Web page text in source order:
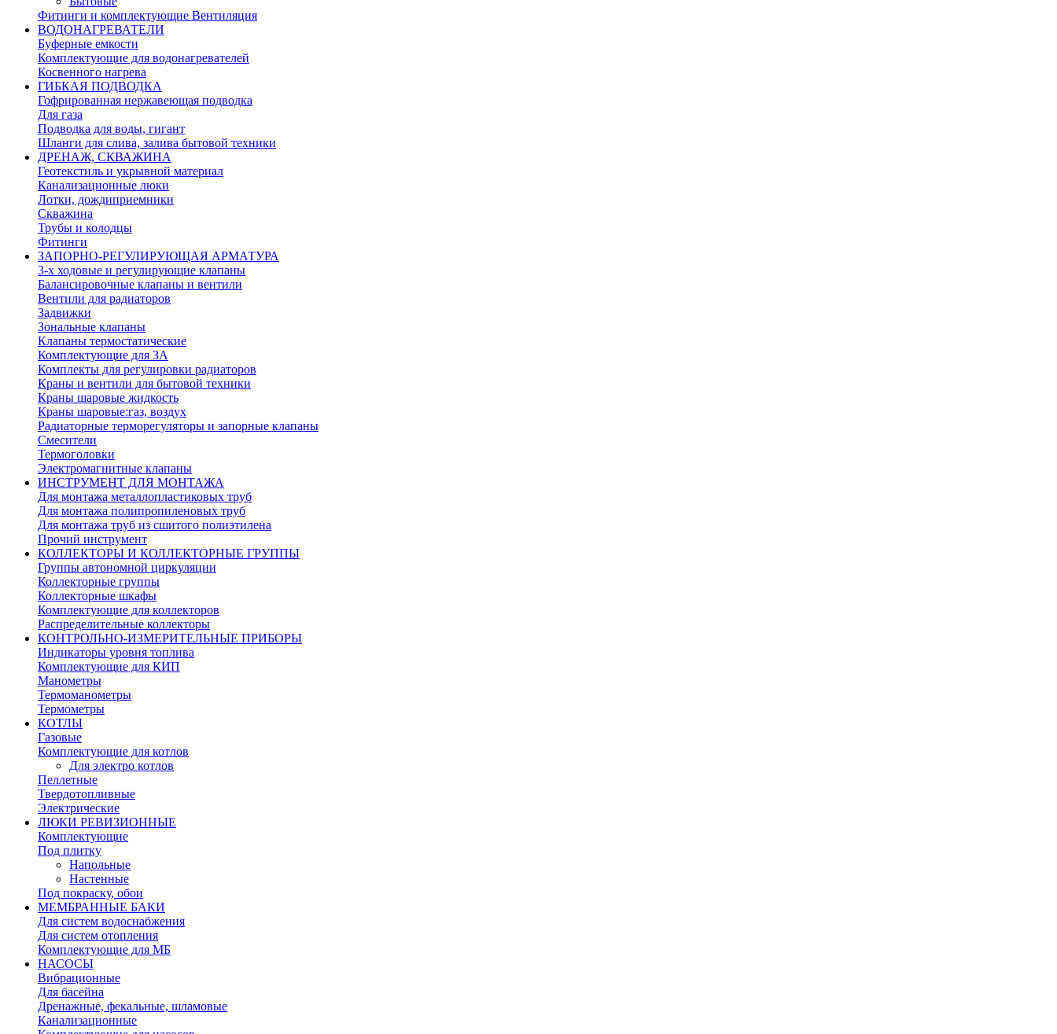
Фитинги и комплектующие Вентиляция
ВОДОНАГРЕВАТЕЛИ
Буферные емкости
Комплектующие для водонагревателей
Косвенного нагрева
ГИБКАЯ ПОДВОДКА
Гофрированная нержавеющая подводка
Для газа
Подводка для воды, гигант
Шланги для слива, залива бытовой техники
ДРЕНАЖ, СКВАЖИНА
Геотекстиль и укрывной материал
Канализационные люки
Лотки, дождиприемники
Скважина
Трубы и колодцы
Фитинги
ЗАПОРНО-РЕГУЛИРУЮЩАЯ АРМАТУРА
3-х ходовые и регулирующие клапаны
Балансировочные клапаны и вентили
Вентили для радиаторов
Задвижки
Зональные клапаны
Клапаны термостатические
Комплектующие для ЗА
Комплекты для регулировки радиаторов
Краны и вентили для бытовой техники
Краны шаровые жидкость
Краны шаровые:газ, воздух
Радиаторные терморегуляторы и запорные клапаны
Смесители
Термоголовки
Электромагнитные клапаны
ИНСТРУМЕНТ ДЛЯ МОНТАЖА
Для монтажа металлопластиковых труб
Для монтажа полипропиленовых труб
Для монтажа труб из сшитого полиэтилена
Прочий инструмент
КОЛЛЕКТОРЫ И КОЛЛЕКТОРНЫЕ ГРУППЫ
Группы автономной циркуляции
Коллекторные группы
Коллекторные шкафы
Комплектующие для коллекторов
Распределительные коллекторы
КОНТРОЛЬНО-ИЗМЕРИТЕЛЬНЫЕ ПРИБОРЫ
Индикаторы уровня топлива
Комплектующие для КИП
Манометры
Термоманометры
Термометры
КОТЛЫ
Газовые
Комплектующие для котлов
Для электро котлов
Пеллетные
Твердотопливные
Электрические
ЛЮКИ РЕВИЗИОННЫЕ
Комплектующие
Под плитку
Напольные
Настенные
Под покраску, обои
МЕМБРАННЫЕ БАКИ
Для систем водоснабжения
Для систем отопления
Комплектующие для МБ
НАСОСЫ
Вибрационные
Для басейна
Дренажные, фекальные, шламовые
Канализационные